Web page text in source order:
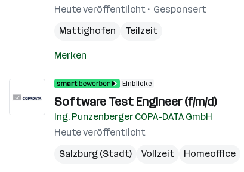
Heute veröffentlicht
Gesponsert
Mattighofen
Teilzeit
Merken
Einblicke
Software Test Engineer (f/m/d)
Ing. Punzenberger COPA-DATA GmbH
Heute veröffentlicht
Salzburg (Stadt)
Vollzeit Homeoffice